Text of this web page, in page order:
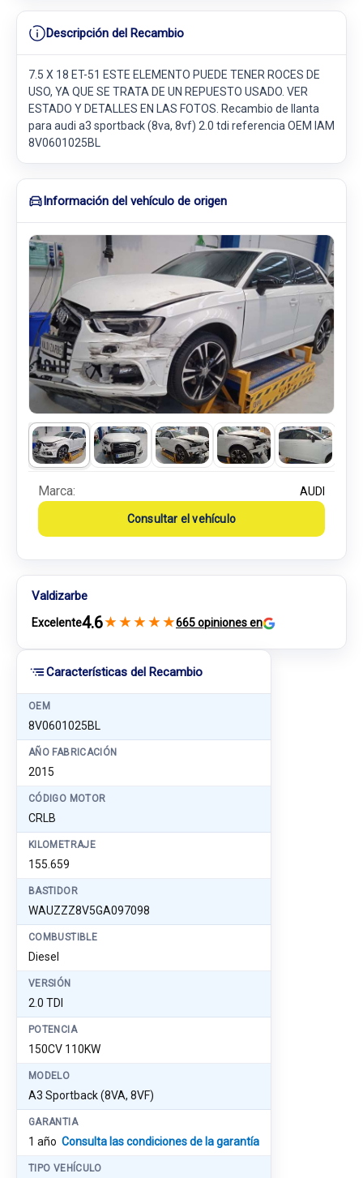
Características del Recambio
OEM
8V0601025BL
AÑO FABRICACIÓN
2015
CÓDIGO MOTOR
CRLB
KILOMETRAJE
155.659
BASTIDOR
WAUZZZ8V5GA097098
COMBUSTIBLE
Diesel
VERSIÓN
2.0 TDI
POTENCIA
150CV 110KW
MODELO
A3 Sportback (8VA, 8VF)
GARANTIA
1 año Consulta las condiciones de la garantía
TIPO VEHÍCULO
Descripción del Recambio
7.5 X 18 ET-51 ESTE ELEMENTO PUEDE TENER ROCES DE
USO, YA QUE SE TRATA DE UN REPUESTO USADO. VER
ESTADO Y DETALLES EN LAS FOTOS. Recambio de llanta
para audi a3 sportback (8va, 8vf) 2.0 tdi referencia OEM IAM
8V0601025BL
Información del vehículo de origen
Marca: AUDI
Consultar el vehículo
Valdizarbe
Excelente4.6★ ★ ★ ★ ★665 opiniones en